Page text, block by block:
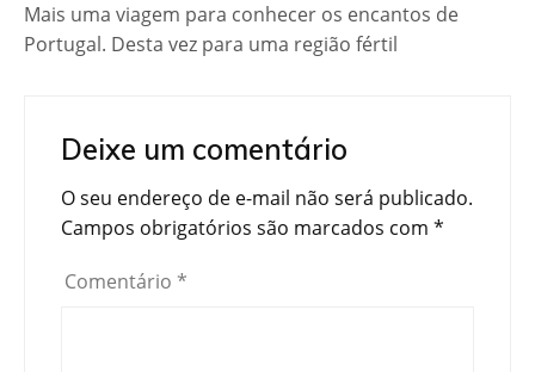
Mais uma viagem para conhecer os encantos de
Portugal. Desta vez para uma região fértil
Deixe um comentário
O seu endereço de e-mail não será publicado.
Campos obrigatórios são marcados com *
Comentário *